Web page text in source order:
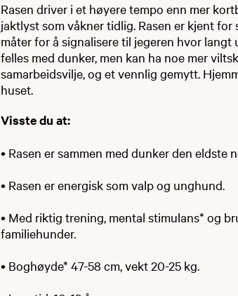
Rasen driver i et høyere tempo enn mer
jaktlyst som våkner tidlig. Rasen er kjent
måter for å signalisere til jegeren hvor
felles med dunker, men kan ha noe mer
samarbeidsvilje, og et vennlig gemytt.
huset.
Visste du at:
• Rasen er sammen med dunker den eldste
• Rasen er energisk som valp og unghund.
• Med riktig trening, mental stimulans* og
familiehunder.
• Boghøyde* 47-58 cm, vekt 20-25 kg.